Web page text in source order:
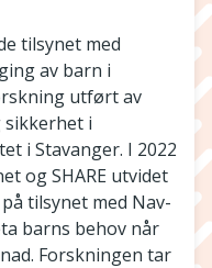
tilsynet med
av barn i
utført av
sikkerhet i
i Stavanger. I 2022
og SHARE utvidet
tilsynet med Nav-
barns behov når
Forskningen tar